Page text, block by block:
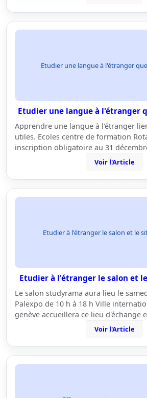
Etudier une langue à l'étranger
Etudier une langue à l'étranger
Apprendre une langue à l'étranger
utiles. Ecoles centre de formation
inscription obligatoire au 31
Voir l'Article
Etudier à l'étranger le salon et le
Etudier à l'étranger le salon et
Le salon studyrama aura lieu le
Palexpo de 10 h à 18 h Ville
genève accueillera ce lieu d'échange
Voir l'Article